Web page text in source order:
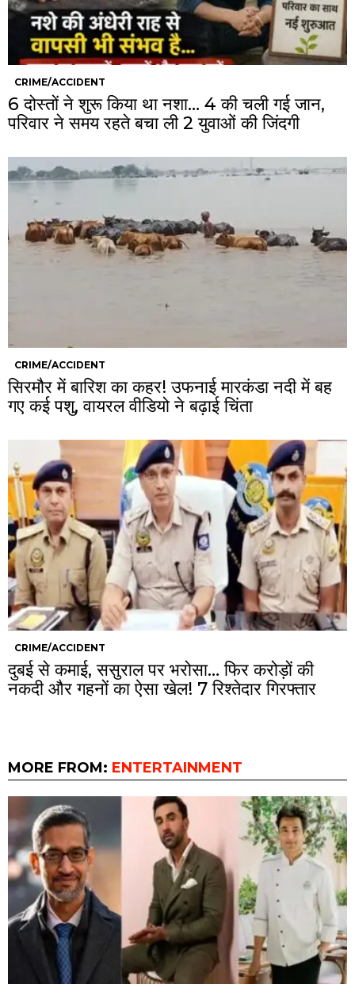
CRIME/ACCIDENT
6 दोस्तों ने शुरू किया था नशा… 4 की चली गई जान,
परिवार ने समय रहते बचा ली 2 युवाओं की जिंदगी
CRIME/ACCIDENT
सिरमौर में बारिश का कहर! उफनाई मारकंडा नदी में बह
गए कई पशु, वायरल वीडियो ने बढ़ाई चिंता
CRIME/ACCIDENT
दुबई से कमाई, ससुराल पर भरोसा… फिर करोड़ों की
नकदी और गहनों का ऐसा खेल! 7 रिश्तेदार गिरफ्तार
MORE FROM: ENTERTAINMENT